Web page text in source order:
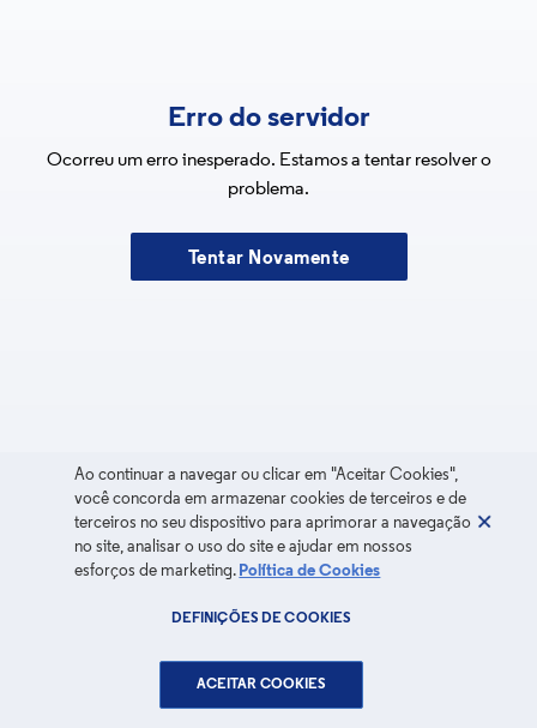
Erro do servidor
Ocorreu um erro inesperado. Estamos a tentar resolver o
problema.
Tentar Novamente
Ao continuar a navegar ou clicar em "Aceitar Cookies",
você concorda em armazenar cookies de terceiros e de
terceiros no seu dispositivo para aprimorar a navegação
no site, analisar o uso do site e ajudar em nossos
esforços de marketing. Política de Cookies
DEFINIÇÕES DE COOKIES
ACEITAR COOKIES